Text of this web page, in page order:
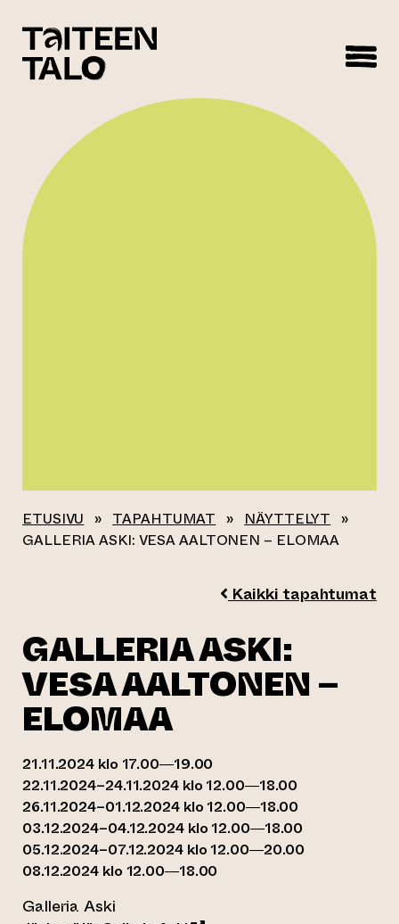
ETUSIVU » TAPAHTUMAT » NÄYTTELYT »
GALLERIA ASKI: VESA AALTONEN – ELOMAA
Kaikki tapahtumat
GALLERIA ASKI:
VESA AALTONEN –
ELOMAA
21.11.2024 klo 17.00—19.00
22.11.2024–24.11.2024 klo 12.00—18.00
26.11.2024–01.12.2024 klo 12.00—18.00
03.12.2024–04.12.2024 klo 12.00—18.00
05.12.2024–07.12.2024 klo 12.00—20.00
08.12.2024 klo 12.00—18.00
Galleria Aski